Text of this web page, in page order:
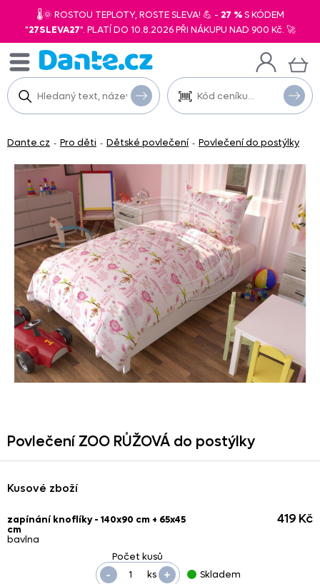
🌡️🌞 ROSTOU TEPLOTY, ROSTE SLEVA! 💪 - 27 %S KÓDEM
"27SLEVA27". PLATÍ DO 10.8.2026 PŘI NÁKUPU NAD 900 Kč. 🚀
Dante.cz - Pro děti - Dětské povlečení - Povlečení do postýlky
Povlečení ZOO RŮŽOVÁ do postýlky
Kusové zboží
zapínání knoflíky - 140x90 cm + 65x45
cm
bavlna
ks +
-
419 Kč
Skladem